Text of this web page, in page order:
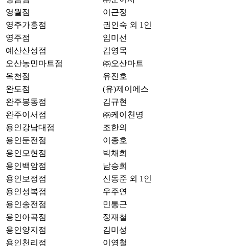
영월점
이근정
영주가흥점
권인숙 외 1인
영주점
임미선
예산산성점
김영목
오산농민마트점
㈜오산마트
옥천점
유진호
완도점
(유)제이에스
완주봉동점
김규현
완주이서점
㈜케이천명
용인강남대점
조한의
용인둔전점
이종호
용인모현점
박채희
용인백암점
남승희
용인보정점
신동준 외 1인
용인성복점
우주연
용인송전점
민통근
용인아곡점
정재철
용인양지점
김미성
용인천리점
이영철